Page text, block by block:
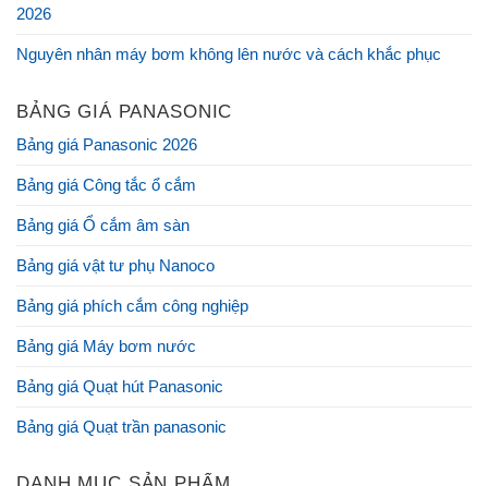
2026
Nguyên nhân máy bơm không lên nước và cách khắc phục
BẢNG GIÁ PANASONIC
Bảng giá Panasonic 2026
Bảng giá Công tắc ổ cắm
Bảng giá Ổ cắm âm sàn
Bảng giá vật tư phụ Nanoco
Bảng giá phích cắm công nghiệp
Bảng giá Máy bơm nước
Bảng giá Quạt hút Panasonic
Bảng giá Quạt trần panasonic